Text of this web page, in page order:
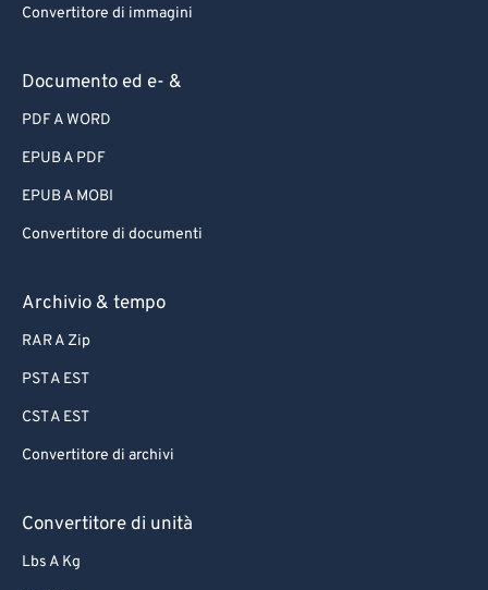
Convertitore di immagini
Documento ed e- &
PDF A WORD
EPUB A PDF
EPUB A MOBI
Convertitore di documenti
Archivio & tempo
RAR A Zip
PST A EST
CST A EST
Convertitore di archivi
Convertitore di unità
Lbs A Kg